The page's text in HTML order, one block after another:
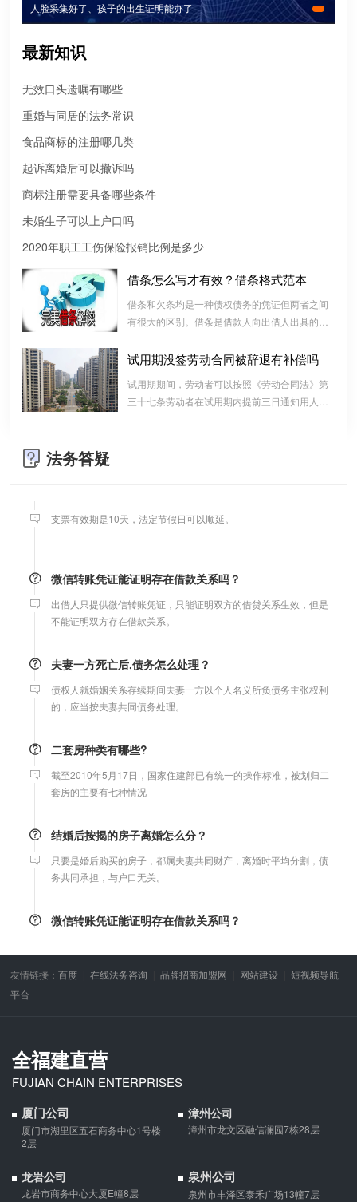
人脸采集好了、孩子的出生证明能办了
最新知识
无效口头遗嘱有哪些
重婚与同居的法务常识
食品商标的注册哪几类
起诉离婚后可以撤诉吗
商标注册需要具备哪些条件
未婚生子可以上户口吗
2020年职工工伤保险报销比例是多少
借条怎么写才有效？借条格式范本
借条和欠条均是一种债权债务的凭证但两者之间
有很大的区别。借条是借款人向出借人出具的借
系，而欠条是双方基于以前的经济往来而进行结
往来的结算，仅是代表一种纯粹的债权债务关系
并不代表借款合同关系。因此借款时宜写“借
试用期没签劳动合同被辞退有补偿吗
试用期期间，劳动者可以按照《劳动合同法》第
三十七条劳动者在试用期内提前三日通知用人单
法务答疑
微信转账凭证能证明存在借款关系吗？
出借人只提供微信转账凭证，只能证明双方的借贷关系生效，但是
不能证明双方存在借款关系。
婚前协议
等问题实现作出约定，以免将来离婚或一方死亡是产生争议。
婚内财产公证在哪边公证处申请
微信转账凭证能证明存在借款关系吗？
不能证明双方存在借款关系。
夫妻一方死亡后,债务怎么处理？
的，应当按夫妻共同债务处理。
二套房种类有哪些?
套房的主要有七种情况
结婚后按揭的房子离婚怎么分？
务共同承担，与户口无关。
微信转账凭证能证明存在借款关系吗？
不能证明双方存在借款关系。
婚内财产公证在哪边公证处申请
夫妻财产约定协议公证由当事人一方的住所地或协议签订地公证处
受理。
支票有效期
支票有效期是10天，法定节假日可以顺延。
友情链接：百度 在线法务咨询 品牌招商加盟网 网站建设
短视频导航
平台
全福建直营
FUJIAN CHAIN ENTERPRISES
厦门公司
厦门市湖里区五石商务中心1号楼
2层
漳州公司
漳州市龙文区融信澜园7栋28层
龙岩公司
龙岩市商务中心大厦E幢8层
泉州公司
泉州市丰泽区泰禾广场13幢7层